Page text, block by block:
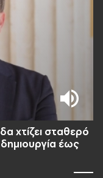
χτίζει σταθερό
δημιουργία έως